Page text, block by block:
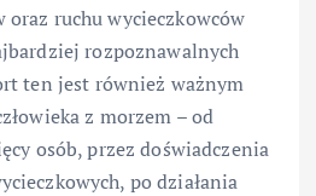
oraz ruchu wycieczkowców
rozpoznawalnych
ten jest również ważnym
z morzem – od
osób, przez doświadczenia
po działania